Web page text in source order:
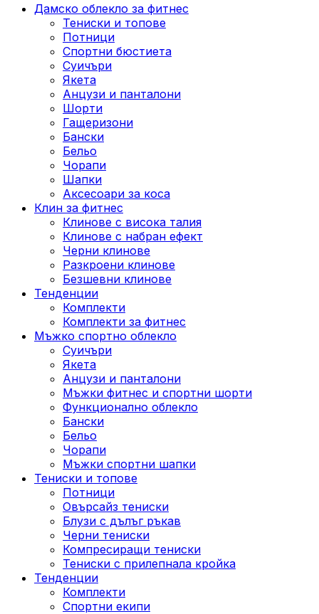
Дамско облекло за фитнес
Тениски и топове
Потници
Спортни бюстиета
Суичъри
Якета
Aнцузи и панталони
Шорти
Гащеризони
Бански
Бельо
Чорапи
Шапки
Аксесоари за коса
Клин за фитнес
Клинове с висока талия
Клинове с набран ефект
Черни клинове
Разкроени клинове
Безшевни клинове
Тенденции
Комплекти
Комплекти за фитнес
Мъжко спортно облекло
Суичъри
Якета
Aнцузи и панталони
Mъжки фитнес и спортни шорти
Функционално облекло
Бански
Бельо
Чорапи
Mъжки спортни шапки
Тениски и топове
Потници
Овърсайз тениски
Блузи с дълъг ръкав
Черни тениски
Компресиращи тениски
Тениски с прилепнала кройка
Тенденции
Комплекти
Спортни екипи